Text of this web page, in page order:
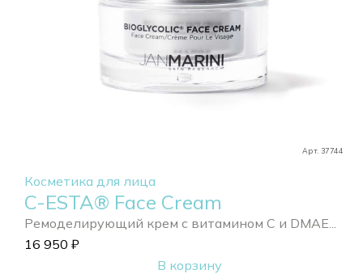
Арт. 37744
Косметика для лица
C-ESTA® Face Cream
Ремоделирующий крем с витамином С и DMAE...
16 950 ₽
В корзину